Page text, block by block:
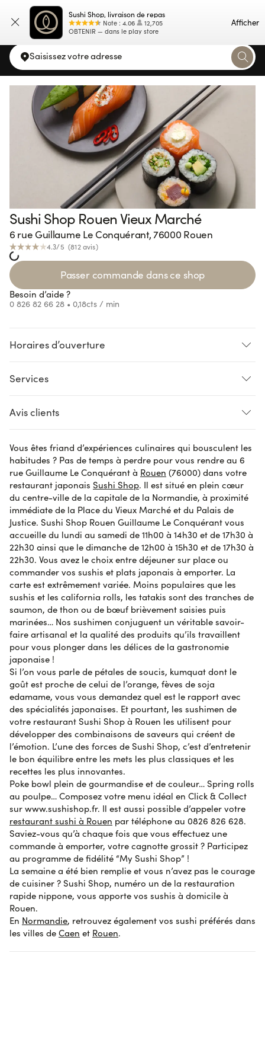
Sushi Shop, livraison de repas
Note : 4.06
12,705
OBTENIR — dans le play store
Afficher
Carte
Saisissez votre adresse
Sushi Shop Rouen Vieux Marché
6 rue Guillaume Le Conquérant, 76000 Rouen
4.3/5 (812 avis)
Loading... Passer commande dans ce shop
Besoin d’aide ?
0 826 82 66 28 • 0,18cts / min
Horaires d’ouverture
Loading...
Loading...
Services
SUR PLACE
Avis clients
Miguel C.le 29 octobre 2023 AVIS VÉRIFIÉ
Pas assez généreux niveau quantité au vu du prix Je
trouve ça dommage Concernant le shop de rouen … le
personnel n’est pas souriant Nous avons l’impression
de déranger quand nous rentrons dans la boutique.
Le « bonjour « ne doit pas être dans leurs
vocabulaires, et je parle de tout le staff que ce soit les
préparateurs de commande ( surtout eux ) ainsi que
ceux qui nous encaissent.
Rénald D. le 28 octobre 2023 AVIS VÉRIFIÉ
Tout était très bien.
Georges S.le 26 octobre 2023 AVIS VÉRIFIÉ
Dans l'ensemble bonnes prestations de qualité MERCI.
À souhaiter que je trouve dans ma région votre
chaîne
Amandine A. le 26 octobre 2023 AVIS VÉRIFIÉ
Délai rapide. Livreur agréable. Très bonne qualité de
la box.
Celine R. le 24 octobre 2023 AVIS VÉRIFIÉ
Rien à redire
Elodie H. le 25 octobre 2023 AVIS VÉRIFIÉ
Parfait !
AVIS SOUMIS À UN CONTRÔLE
Afficher l'attestation de confiance
Vous êtes friand d’expériences culinaires qui bousculent les
habitudes ? Pas de temps à perdre pour vous rendre au 6
rue Guillaume Le Conquérant à Rouen (76000) dans votre
restaurant japonais Sushi Shop. Il est situé en plein cœur
du centre-ville de la capitale de la Normandie, à proximité
immédiate de la Place du Vieux Marché et du Palais de
Justice. Sushi Shop Rouen Guillaume Le Conquérant vous
accueille du lundi au samedi de 11h00 à 14h30 et de 17h30 à
22h30 ainsi que le dimanche de 12h00 à 15h30 et de 17h30 à
22h30. Vous avez le choix entre déjeuner sur place ou
commander vos sushis et plats japonais à emporter. La
carte est extrêmement variée. Moins populaires que les
sushis et les california rolls, les tatakis sont des tranches de
saumon, de thon ou de bœuf brièvement saisies puis
marinées… Nos sushimen conjuguent un véritable savoir-
faire artisanal et la qualité des produits qu’ils travaillent
pour vous plonger dans les délices de la gastronomie
japonaise !
Si l’on vous parle de pétales de soucis, kumquat dont le
goût est proche de celui de l’orange, fèves de soja
edamame, vous vous demandez quel est le rapport avec
des spécialités japonaises. Et pourtant, les sushimen de
votre restaurant Sushi Shop à Rouen les utilisent pour
développer des combinaisons de saveurs qui créent de
l’émotion. L’une des forces de Sushi Shop, c’est d’entretenir
le bon équilibre entre les mets les plus classiques et les
recettes les plus innovantes.
Poke bowl plein de gourmandise et de couleur… Spring rolls
au poulpe… Composez votre menu idéal en Click & Collect
sur www.sushishop.fr. Il est aussi possible d’appeler votre
restaurant sushi à Rouen par téléphone au 0826 826 628.
Saviez-vous qu’à chaque fois que vous effectuez une
commande à emporter, votre cagnotte grossit ? Participez
au programme de fidélité “My Sushi Shop” !
La semaine a été bien remplie et vous n’avez pas le courage
de cuisiner ? Sushi Shop, numéro un de la restauration
rapide nippone, vous apporte vos sushis à domicile à
Rouen.
En Normandie, retrouvez également vos sushi préférés dans
les villes de Caen et Rouen.